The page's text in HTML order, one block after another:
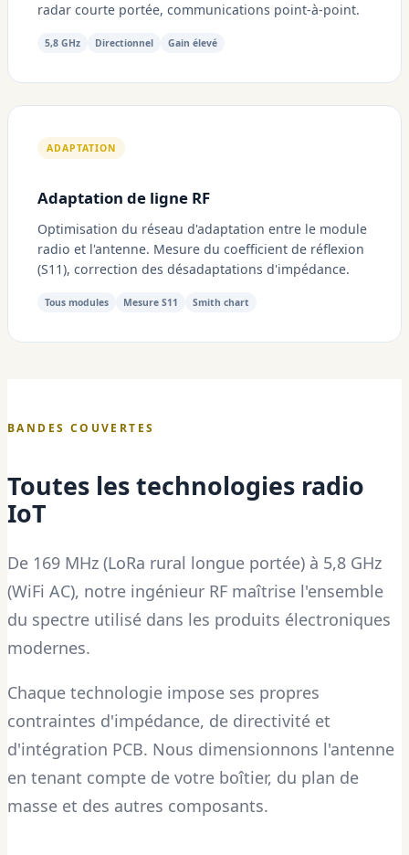
radar courte portée, communications point-à-point.
5,8 GHz Directionnel Gain élevé
ADAPTATION
Adaptation de ligne RF
Optimisation du réseau d'adaptation entre le module
radio et l'antenne. Mesure du coefficient de réflexion
(S11), correction des désadaptations d'impédance.
Tous modules Mesure S11 Smith chart
BANDES COUVERTES
Toutes les technologies radio
IoT
De 169 MHz (LoRa rural longue portée) à 5,8 GHz
(WiFi AC), notre ingénieur RF maîtrise l'ensemble
du spectre utilisé dans les produits électroniques
modernes.
Chaque technologie impose ses propres
contraintes d'impédance, de directivité et
d'intégration PCB. Nous dimensionnons l'antenne
en tenant compte de votre boîtier, du plan de
masse et des autres composants.